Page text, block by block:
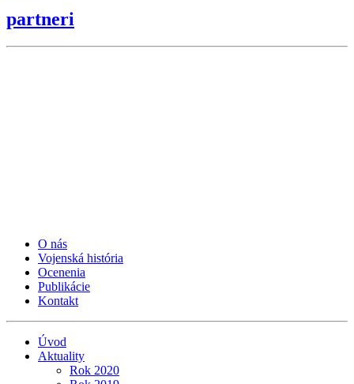
partneri
O nás
Vojenská história
Ocenenia
Publikácie
Kontakt
Úvod
Aktuality
Rok 2020